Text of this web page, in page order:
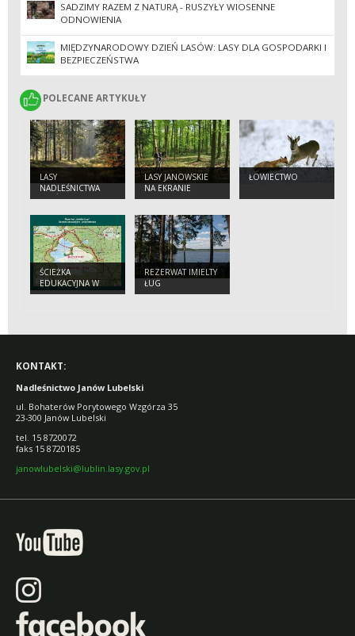
SADZIMY RAZEM Z NATURĄ - RUSZYŁY WIOSENNE
ODNOWIENIA
MIĘDZYNARODOWY DZIEŃ LASÓW: LASY DLA GOSPODARKI I
BEZPIECZEŃSTWA
POLECANE ARTYKUŁY
POLECANE ARTYKUŁY
LASY
NADLEŚNICTWA
JANÓW LUBELSKI
LASY JANOWSKIE
NA EKRANIE
ŁOWIECTWO
ŚCIEŻKA
EDUKACYJNA W
REZERWACIE
REZERWAT IMIELTY
ŁUG
KONTAKT:
Nadleśnictwo Janów Lubelski
ul. Bohaterów Porytowego Wzgórza 35
23-300 Janów Lubelski
tel. 15 8720072
faks 15 8720185
janowlubelski@lublin.lasy.gov.pl